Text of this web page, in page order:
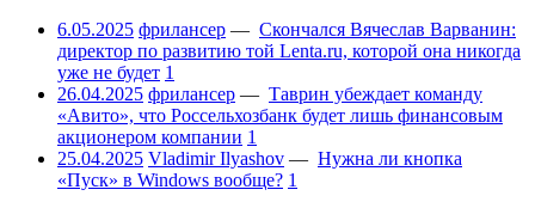
6.05.2025 фрилансер — Скончался Вячеслав Варванин:
директор по развитию той Lenta.ru, которой она никогда
уже не будет 1
26.04.2025 фрилансер — Таврин убеждает команду
«Авито», что Россельхозбанк будет лишь финансовым
акционером компании 1
25.04.2025 Vladimir Ilyashov — Нужна ли кнопка
«Пуск» в Windows вообще? 1